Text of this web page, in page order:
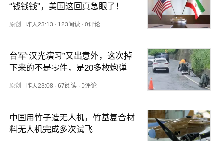
“钱钱钱”，美国这回真急眼了！
原创 昨天23:13 · 123阅读· 0评论
台军“汉光演习”又出意外，这次掉
下来的不是零件，是20多枚炮弹
原创 昨天23:08 · 67阅读· 0评论
中国用竹子造无人机，竹基复合材
料无人机完成多次试飞